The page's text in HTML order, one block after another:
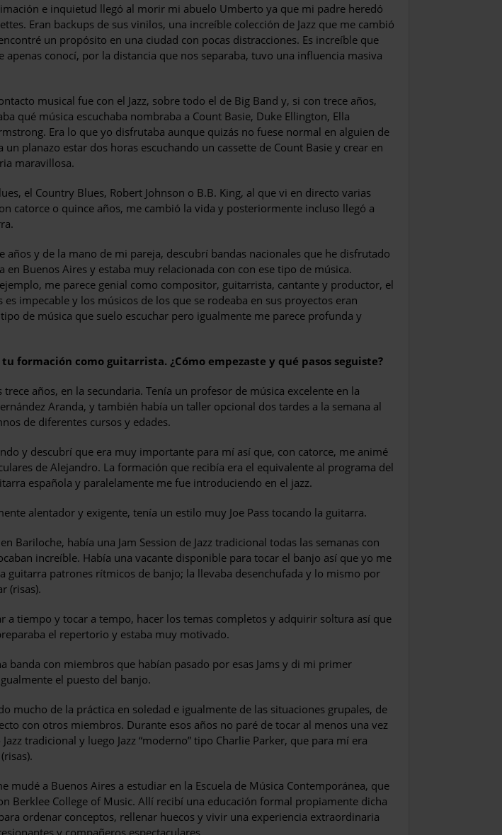
e inquietud llegó al morir mi abuelo Umberto ya que mi padre heredó
Eran backups de sus vinilos, una increíble colección de Jazz que me cambió
un propósito en una ciudad con pocas distracciones. Es increíble que
apenas conocí, por la distancia que nos separaba, tuvo una influencia masiva
musical fue con el Jazz, sobre todo el de Big Band y, si con trece años,
qué música escuchaba nombraba a Count Basie, Duke Ellington, Ella
Era lo que yo disfrutaba aunque quizás no fuese normal en alguien de
un planazo estar dos horas escuchando un cassette de Count Basie y crear en
maravillosa.
el Country Blues, Robert Johnson o B.B. King, al que vi en directo varias
catorce o quince años, me cambió la vida y posteriormente incluso llegó a
años y de la mano de mi pareja, descubrí bandas nacionales que he disfrutado
en Buenos Aires y estaba muy relacionada con con ese tipo de música.
me parece genial como compositor, guitarrista, cantante y productor, el
es impecable y los músicos de los que se rodeaba en sus proyectos eran
de música que suelo escuchar pero igualmente me parece profunda y
formación como guitarrista. ¿Cómo empezaste y qué pasos seguiste?
trece años, en la secundaria. Tenía un profesor de música excelente en la
Aranda, y también había un taller opcional dos tardes a la semana al
de diferentes cursos y edades.
y descubrí que era muy importante para mí así que, con catorce, me animé
de Alejandro. La formación que recibía era el equivalente al programa del
española y paralelamente me fue introduciendo en el jazz.
alentador y exigente, tenía un estilo muy Joe Pass tocando la guitarra.
Bariloche, había una Jam Session de Jazz tradicional todas las semanas con
increíble. Había una vacante disponible para tocar el banjo así que yo me
guitarra patrones rítmicos de banjo; la llevaba desenchufada y lo mismo por
(risas).
a tiempo y tocar a tempo, hacer los temas completos y adquirir soltura así que
el repertorio y estaba muy motivado.
banda con miembros que habían pasado por esas Jams y di mi primer
el puesto del banjo.
mucho de la práctica en soledad e igualmente de las situaciones grupales, de
con otros miembros. Durante esos años no paré de tocar al menos una vez
tradicional y luego Jazz “moderno” tipo Charlie Parker, que para mí era
mudé a Buenos Aires a estudiar en la Escuela de Música Contemporánea, que
Berklee College of Music. Allí recibí una educación formal propiamente dicha
ordenar conceptos, rellenar huecos y vivir una experiencia extraordinaria
y compañeros espectaculares.